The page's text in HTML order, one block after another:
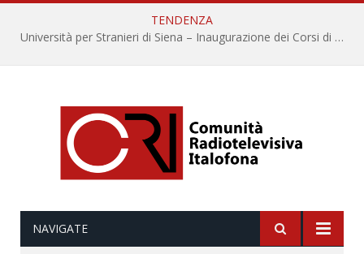
TENDENZA
Università per Stranieri di Siena – Inaugurazione dei Corsi di Lingua e Cultura Italiana, 109a annata
NAVIGATE